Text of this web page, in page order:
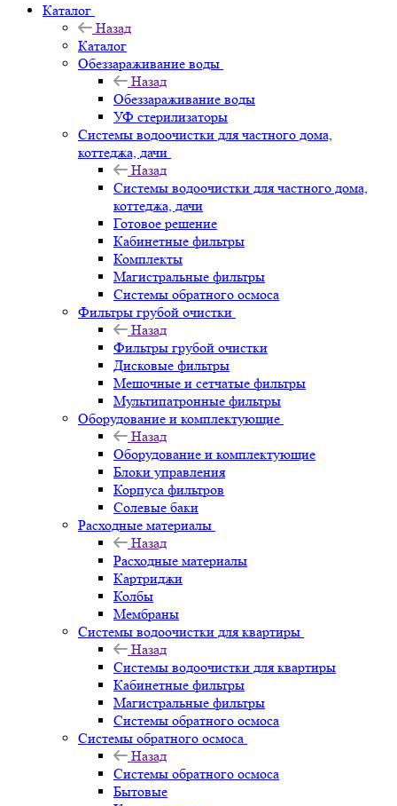
Каталог
Назад
Каталог
Обеззараживание воды
Назад
Обеззараживание воды
УФ стерилизаторы
Системы водоочистки для частного дома,
коттеджа, дачи
Назад
Системы водоочистки для частного дома,
коттеджа, дачи
Готовое решение
Кабинетные фильтры
Комплекты
Магистральные фильтры
Системы обратного осмоса
Фильтры грубой очистки
Назад
Фильтры грубой очистки
Дисковые фильтры
Мешочные и сетчатые фильтры
Мультипатронные фильтры
Оборудование и комплектующие
Назад
Оборудование и комплектующие
Блоки управления
Корпуса фильтров
Солевые баки
Расходные материалы
Назад
Расходные материалы
Картриджи
Колбы
Мембраны
Системы водоочистки для квартиры
Назад
Системы водоочистки для квартиры
Кабинетные фильтры
Магистральные фильтры
Системы обратного осмоса
Системы обратного осмоса
Назад
Системы обратного осмоса
Бытовые